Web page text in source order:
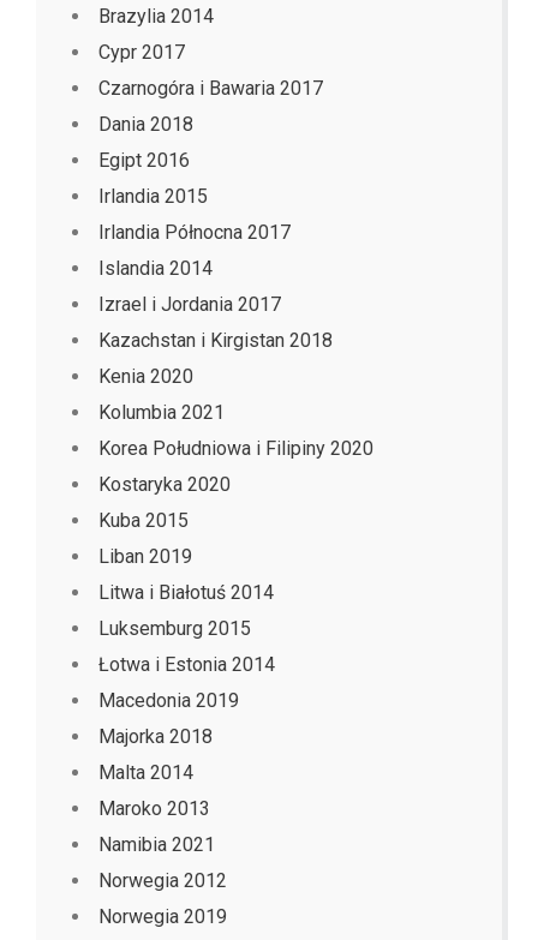
Brazylia 2014
Cypr 2017
Czarnogóra i Bawaria 2017
Dania 2018
Egipt 2016
Irlandia 2015
Irlandia Północna 2017
Islandia 2014
Izrael i Jordania 2017
Kazachstan i Kirgistan 2018
Kenia 2020
Kolumbia 2021
Korea Południowa i Filipiny 2020
Kostaryka 2020
Kuba 2015
Liban 2019
Litwa i Białotuś 2014
Luksemburg 2015
Łotwa i Estonia 2014
Macedonia 2019
Majorka 2018
Malta 2014
Maroko 2013
Namibia 2021
Norwegia 2012
Norwegia 2019